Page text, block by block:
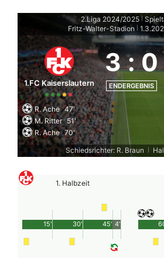
2.Liga 2024/2025
Fritz-Walter-Stadion
1.FC Kaiserslautern
3 :0
ENDERGEBNIS
R. Ache 47'
M. Ritter 51'
R. Ache 70'
Schiedsrichter: R. Braun
1. Halbzeit
45'
15' 30' 4'